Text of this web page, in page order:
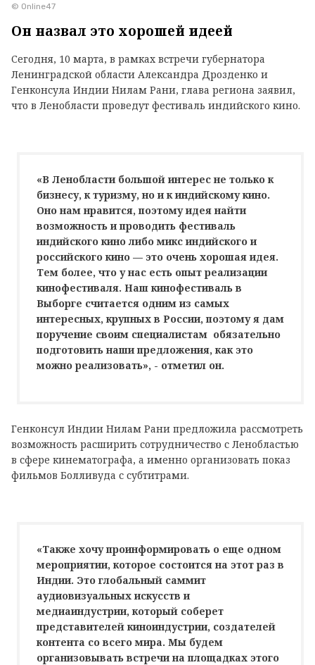
© Online47
Он назвал это хорошей идеей
Сегодня, 10 марта, в рамках встречи губернатора
Ленинградской области Александра Дрозденко и
Генконсула Индии Нилам Рани, глава региона заявил,
что в Ленобласти проведут фестиваль индийского кино.
«В Ленобласти большой интерес не только к
бизнесу, к туризму, но и к индийскому кино.
Оно нам нравится, поэтому идея найти
возможность и проводить фестиваль
индийского кино либо микс индийского и
российского кино — это очень хорошая идея.
Тем более, что у нас есть опыт реализации
кинофестиваля. Наш кинофестиваль в
Выборге считается одним из самых
интересных, крупных в России, поэтому я дам
поручение своим специалистам обязательно
подготовить наши предложения, как это
можно реализовать», - отметил он.
Генконсул Индии Нилам Рани предложила рассмотреть
возможность расширить сотрудничество с Ленобластью
в сфере кинематографа, а именно организовать показ
фильмов Болливуда с субтитрами.
«Также хочу проинформировать о еще одном
мероприятии, которое состоится на этот раз в
Индии. Это глобальный саммит
аудиовизуальных искусств и
медиаиндустрии, который соберет
представителей киноиндустрии, создателей
контента со всего мира. Мы будем
организовывать встречи на площадках этого